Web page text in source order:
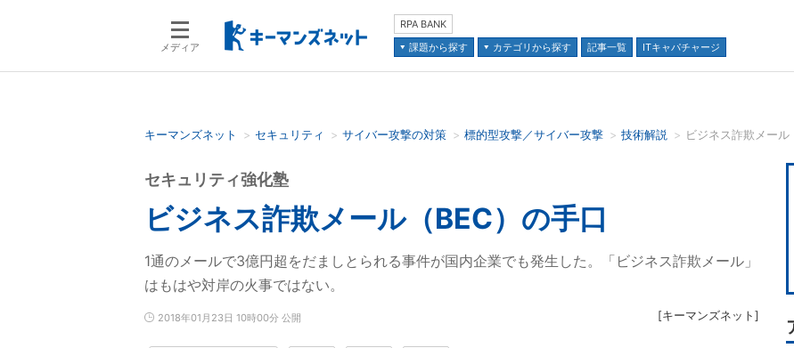
メディア
RPA BANK
課題から探す
カテゴリから探す 記事一覧 ITキャパチャージ
検索語を入力してください 並び順：
キーマンズネット セキュリティ サイバー攻撃の対策 標的型攻撃／サイバー攻撃 技術解説 ビジネス詐欺メー
ビジネス詐欺メール（BEC）の手口
セキュリティ強化塾
1通のメールで3億円超をだましとられる事件が国内企業でも発生した。「ビジネス詐欺メール」
はもはや対岸の火事ではない。
2018年01月23日 10時00分 公開 [キーマンズネット ]